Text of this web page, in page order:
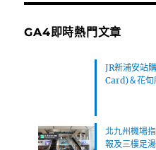
GA4即時熱門文章
JR新浦安站
Card)＆花旬
北九州機場
報及三樓足